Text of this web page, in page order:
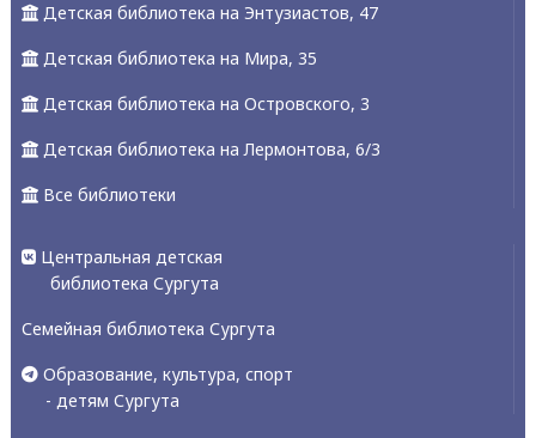
Детская библиотека на Энтузиастов, 47
Детская библиотека на Мира, 35
Детская библиотека на Островского, 3
Детская библиотека на Лермонтова, 6/3
Все библиотеки
Центральная детская
библиотека Сургута
Семейная библиотека Сургута
Образование, культура, спорт
- детям Сургута